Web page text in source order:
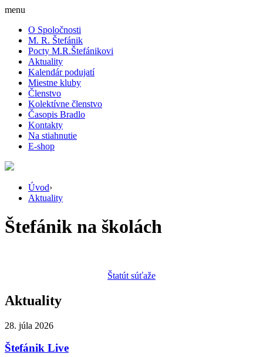
menu
O Spoločnosti
M. R. Štefánik
Pocty M.R.Štefánikovi
Aktuality
Kalendár podujatí
Miestne kluby
Členstvo
Kolektívne členstvo
Časopis Bradlo
Kontakty
Na stiahnutie
E-shop
Úvod›
Aktuality
Štefánik na školách
Štatút súťaže
Aktuality
28. júla 2026
Štefánik Live